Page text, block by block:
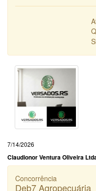
7/14/2026
Claudionor Ventura Oliveira
Concorrência
Deb7 Agropecuária